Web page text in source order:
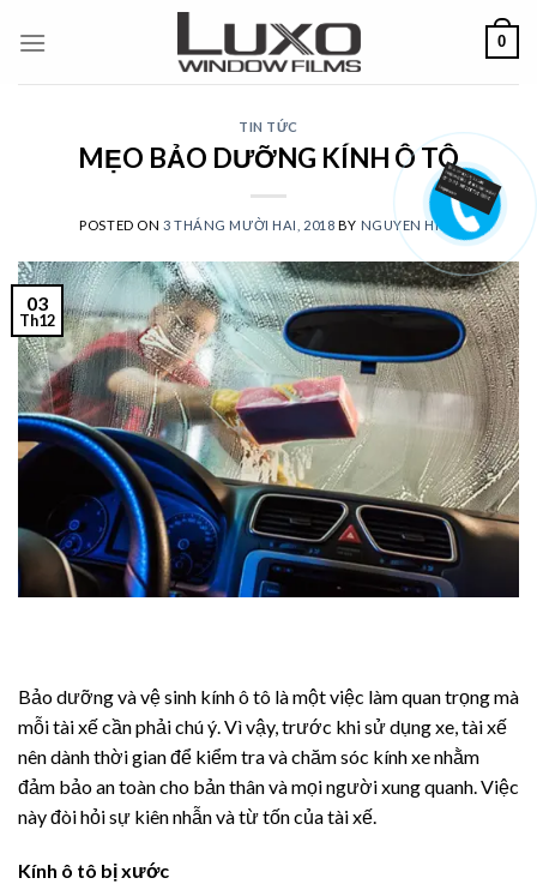
0
TIN TỨC
MẸO BẢO DƯỠNG KÍNH Ô TÔ
POSTED ON 3 THÁNG MƯỜI HAI, 2018 BY NGUYEN HIEU
03
Th12
Bảo dưỡng và vệ sinh kính ô tô là một việc làm quan trọng mà
mỗi tài xế cần phải chú ý. Vì vậy, trước khi sử dụng xe, tài xế
nên dành thời gian để kiểm tra và chăm sóc kính xe nhằm
đảm bảo an toàn cho bản thân và mọi người xung quanh. Việc
này đòi hỏi sự kiên nhẫn và từ tốn của tài xế.
Kính ô tô bị xước